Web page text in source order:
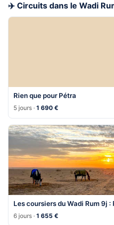
✈️ Circuits dans le Wadi
Rien que pour Pétra
5 jours ·1 690 €
Les coursiers du Wadi Rum 9j :
6 jours ·1 655 €